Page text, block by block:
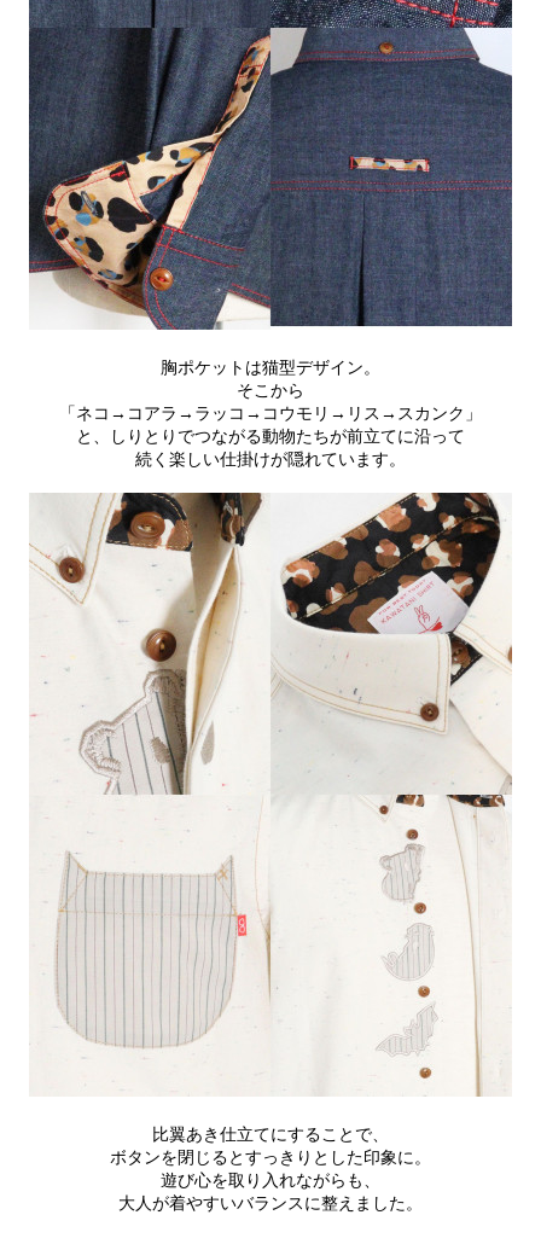
胸ポケットは猫型デザイン。
そこから
「ネコ→コアラ→ラッコ→コウモリ→リス→スカンク」
と、しりとりでつながる動物たちが前立てに沿って
続く楽しい仕掛けが隠れています。
比翼あき仕立てにすることで、
ボタンを閉じるとすっきりとした印象に。
遊び心を取り入れながらも、
大人が着やすいバランスに整えました。